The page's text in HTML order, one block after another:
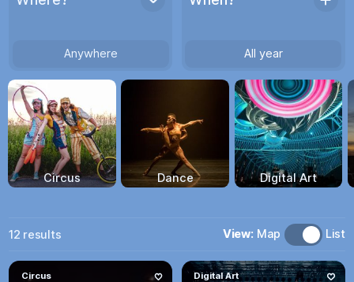
Anywhere All year
Circus Dance Digital Art
12 results View: Map List
Circus Digital Art